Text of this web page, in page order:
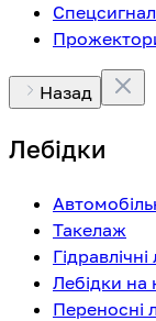
Назад
Лебідки
Такелаж
Лебідки на
Переносні